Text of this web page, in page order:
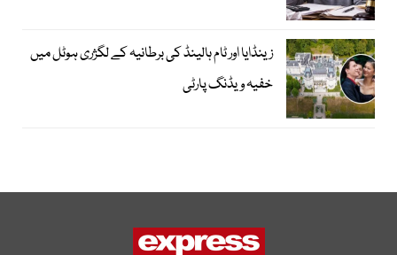
زینڈایا اور ٹام ہالینڈ کی برطانیہ کے لگژری ہوٹل میں
خفیہ ویڈنگ پارٹی